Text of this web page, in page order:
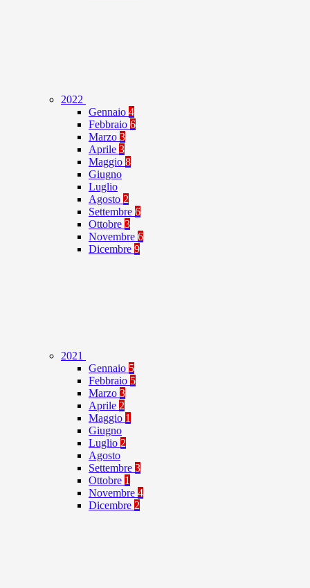
2022
Gennaio 4
Febbraio 6
Marzo 3
Aprile 3
Maggio 8
Giugno
Luglio
Agosto 2
Settembre 6
Ottobre 3
Novembre 6
Dicembre 9
2021
Gennaio 5
Febbraio 5
Marzo 3
Aprile 2
Maggio 1
Giugno
Luglio 2
Agosto
Settembre 3
Ottobre 1
Novembre 4
Dicembre 2